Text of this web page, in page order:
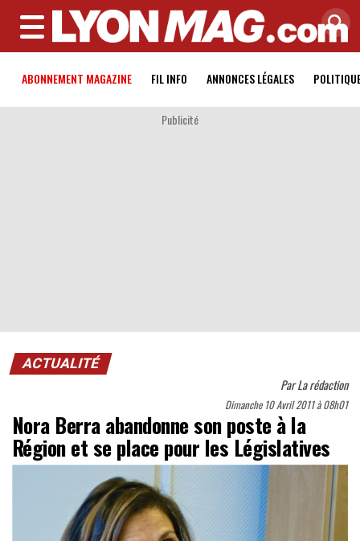
MENU
ABONNEMENT MAGAZINE FIL INFO ANNONCES LÉGALES
Publicité
ACTUALITÉ
ParLa rédaction
Dimanche 10 Avril 2011 à 08h01
Nora Berra abandonne son poste à la
Région et se place pour les Législatives